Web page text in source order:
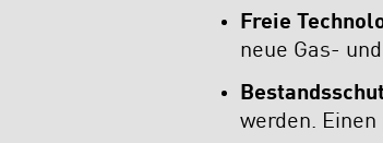
Freie
neue Gas-
werden.